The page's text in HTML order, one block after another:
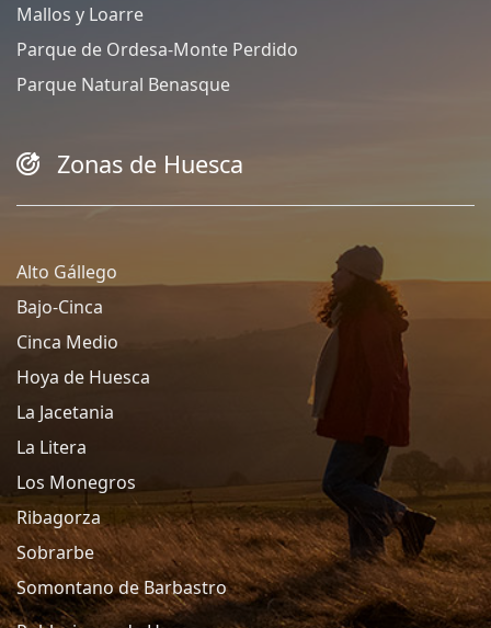
Mallos y Loarre
Parque de Ordesa-Monte Perdido
Parque Natural Benasque
Zonas de Huesca
Alto Gállego
Bajo-Cinca
Cinca Medio
Hoya de Huesca
La Jacetania
La Litera
Los Monegros
Ribagorza
Sobrarbe
Somontano de Barbastro